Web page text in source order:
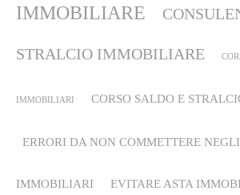
IMMOBILIARE
STRALCIO IMMOBILIARE
IMMOBILIARI CORSO SALDO E
ERRORI DA NON COMMETTERE
IMMOBILIARI EVITARE ASTA